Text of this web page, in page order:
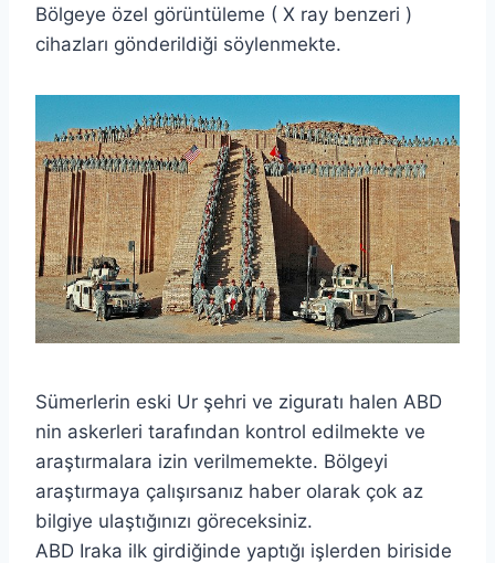
Bölgeye özel görüntüleme ( X ray benzeri )
cihazları gönderildiği söylenmekte.
Sümerlerin eski Ur şehri ve ziguratı halen ABD
nin askerleri tarafından kontrol edilmekte ve
araştırmalara izin verilmemekte. Bölgeyi
araştırmaya çalışırsanız haber olarak çok az
bilgiye ulaştığınızı göreceksiniz.
ABD Iraka ilk girdiğinde yaptığı işlerden biriside